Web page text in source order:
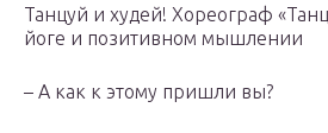
Танцуй и худей! Хореограф
йоге и позитивном мышлении
– А как к этому пришли вы?